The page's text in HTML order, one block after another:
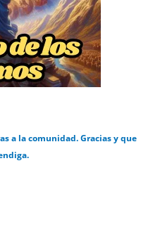
a la comunidad. Gracias y que